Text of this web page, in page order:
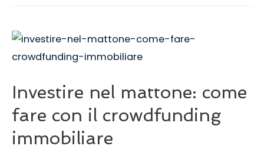
Investire nel mattone: come
fare con il crowdfunding
immobiliare